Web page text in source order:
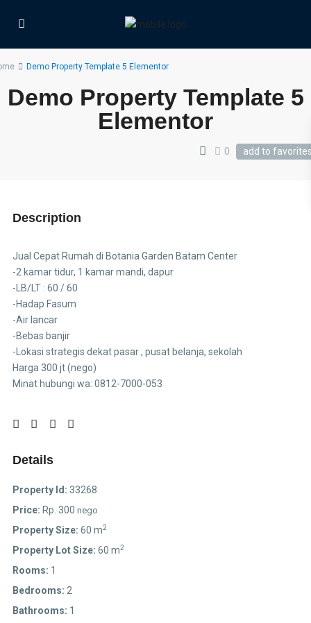
Demo Property Template 5 Elementor
Demo Property Template 5
Elementor
0 add to
Description
Jual Cepat Rumah di Botania Garden Batam Center
-2 kamar tidur, 1 kamar mandi, dapur
-LB/LT : 60 / 60
-Hadap Fasum
-Air lancar
-Bebas banjir
-Lokasi strategis dekat pasar , pusat belanja, sekolah
Harga 300 jt (nego)
Minat hubungi wa: 0812-7000-053
Details
Property Id: 33268
Price: Rp. 300 nego
Property Size: 60 m2
Property Lot Size: 60 m2
Rooms: 1
Bedrooms: 2
Bathrooms: 1